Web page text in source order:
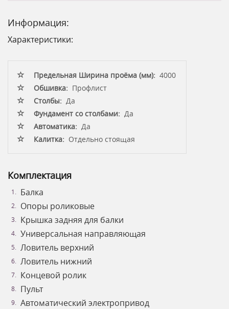
Информация:
Характеристики:
Предельная Ширина проёма (мм): 4000
Обшивка: Профлист
Столбы: Да
Фундамент со столбами: Да
Автоматика: Да
Калитка: Отдельно стоящая
Комплектация
Балка
Опоры роликовые
Крышка задняя для балки
Универсальная направляющая
Ловитель верхний
Ловитель нижний
Концевой ролик
Пульт
Автоматический электропривод